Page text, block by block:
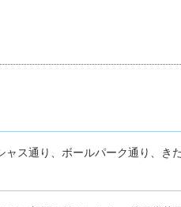
ャス通り、ボールパーク通り、